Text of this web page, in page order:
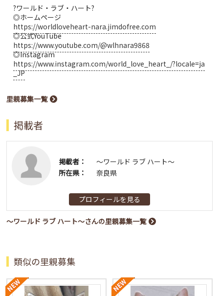
?ワールド・ラブ・ハート?
◎ホームページ
https://worldloveheart-nara.jimdofree.com
◎公式YouTube
https://www.youtube.com/@wlhnara9868
◎Instagram
https://www.instagram.com/world_love_heart_/?locale=ja
_JP
里親募集一覧
掲載者
掲載者：
〜ワールド ラブ ハート〜
所在県：
奈良県
プロフィールを見る
〜ワールド ラブ ハート〜さんの里親募集一覧
類似の里親募集